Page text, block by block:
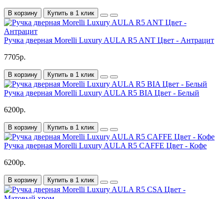
В корзину Купить в 1 клик
Ручка дверная Morelli Luxury AULA R5 ANT Цвет - Антрацит
7705р.
В корзину Купить в 1 клик
Ручка дверная Morelli Luxury AULA R5 BIA Цвет - Белый
6200р.
В корзину Купить в 1 клик
Ручка дверная Morelli Luxury AULA R5 CAFFE Цвет - Кофе
6200р.
В корзину Купить в 1 клик